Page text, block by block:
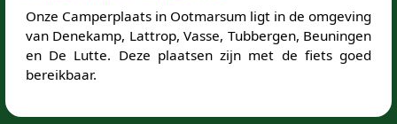
Onze Camperplaats in Ootmarsum ligt in de omgeving
van Denekamp, Lattrop, Vasse, Tubbergen, Beuningen
en De Lutte. Deze plaatsen zijn met de fiets goed
bereikbaar.